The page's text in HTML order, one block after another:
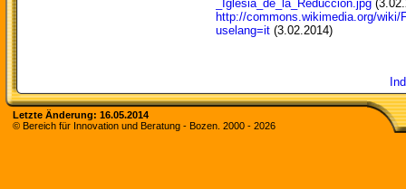
_Iglesia_de_la_Reduccion.jpg
http://commons.wikimedia.org/
uselang=it (3.02.2014)
Letzte Änderung: 16.05.2014
© Bereich für Innovation und Beratung - Bozen. 2000 - 2026